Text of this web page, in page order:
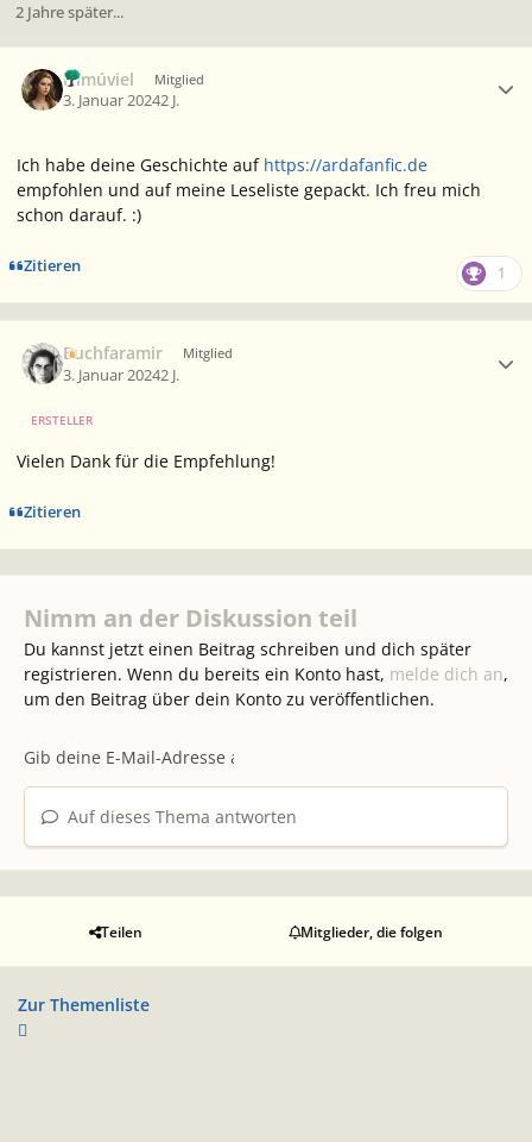
2 Jahre später...
Nimúviel Mitglied
3. Januar 20242 J.
Ich habe deine Geschichte auf https://ardafanfic.de
empfohlen und auf meine Leseliste gepackt. Ich freu mich
schon darauf. :)
Zitieren 1
Buchfaramir Mitglied
3. Januar 20242 J.
ERSTELLER
Vielen Dank für die Empfehlung!
Zitieren
Nimm an der Diskussion teil
Du kannst jetzt einen Beitrag schreiben und dich später
registrieren. Wenn du bereits ein Konto hast, melde dich an,
um den Beitrag über dein Konto zu veröffentlichen.
Auf dieses Thema antworten
Teilen Mitglieder, die folgen
Zur Themenliste